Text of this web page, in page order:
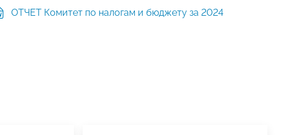
ОТЧЕТ Комитет по налогам и бюджету за 2024